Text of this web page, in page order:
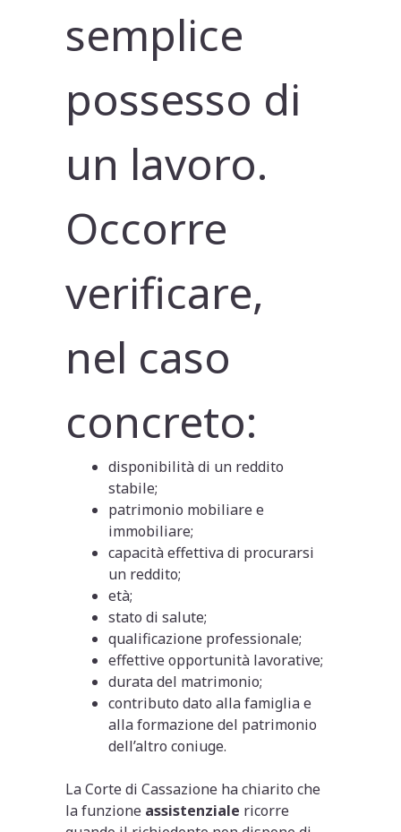
semplice
possesso di
un lavoro.
Occorre
verificare,
nel caso
concreto:
disponibilità di un reddito
stabile;
patrimonio mobiliare e
immobiliare;
capacità effettiva di procurarsi
un reddito;
età;
stato di salute;
qualificazione professionale;
effettive opportunità lavorative;
durata del matrimonio;
contributo dato alla famiglia e
alla formazione del patrimonio
dell’altro coniuge.
La Corte di Cassazione ha chiarito che
la funzione assistenziale ricorre